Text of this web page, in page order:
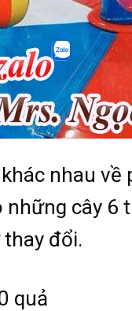
nhau
cây 6
đổi.
quả